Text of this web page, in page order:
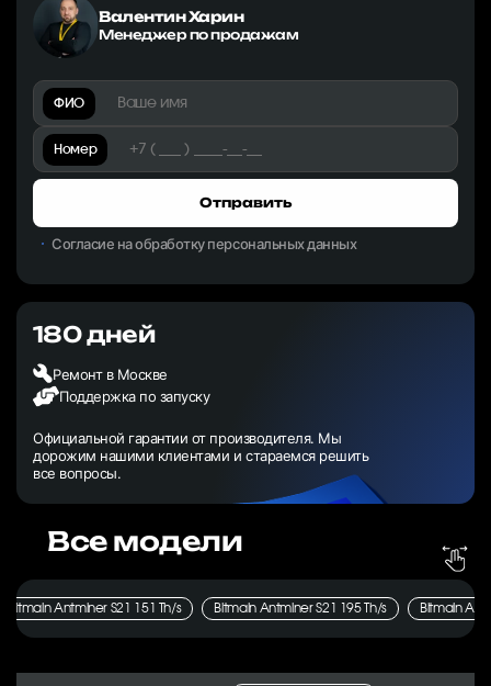
Валентин Харин
Менеджер по продажам
ФИО
Номер
Отправить
Согласие на обработку персональных данных
180 дней
Ремонт в Москве
Поддержка по запуску
Официальной гарантии от производителя. Мы
дорожим нашими клиентами и стараемся решить
все вопросы.
Все модели
Bitmain Antminer S21 151 Th/s Bitmain Antminer S21 195 Th/s